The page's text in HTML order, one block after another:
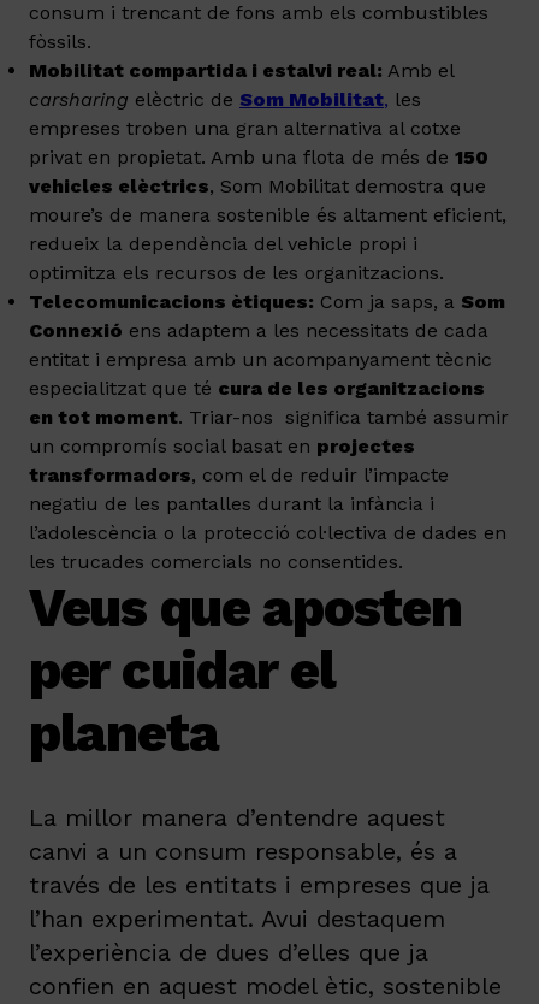
consum i trencant de fons amb els combustibles
fòssils.
Mobilitat compartida i estalvi real: Amb el
carsharing elèctric de Som Mobilitat, les
empreses troben una gran alternativa al cotxe
privat en propietat. Amb una flota de més de 150
vehicles elèctrics, Som Mobilitat demostra que
moure’s de manera sostenible és altament eficient,
redueix la dependència del vehicle propi i
optimitza els recursos de les organitzacions.
Telecomunicacions ètiques: Com ja saps, a Som
Connexió ens adaptem a les necessitats de cada
entitat i empresa amb un acompanyament tècnic
especialitzat que té cura de les organitzacions
en tot moment. Triar-nos significa també assumir
un compromís social basat en projectes
transformadors, com el de reduir l’impacte
negatiu de les pantalles durant la infància i
l’adolescència o la protecció col·lectiva de dades en
les trucades comercials no consentides.
Veus que aposten
per cuidar el
planeta
La millor manera d’entendre aquest
canvi a un consum responsable, és a
través de les entitats i empreses que ja
l’han experimentat. Avui destaquem
l’experiència de dues d’elles que ja
confien en aquest model ètic, sostenible